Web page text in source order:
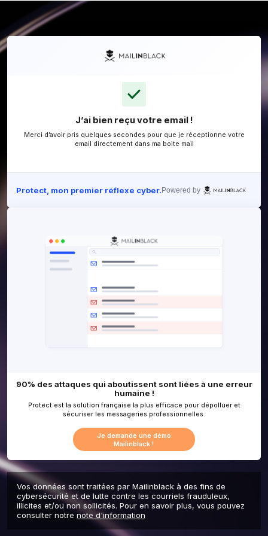
Merci d’avoir pris quelques secondes pour que je
email directement dans ma boite mail
Protect, mon premier réflexe cyber.
90% des attaques qui aboutissent sont
Vos données sont traitées par Mailinblack à des fins de
cybersécurité et de lutte contre les courriels frauduleux,
illicites et/ou non sollicités. Pour en savoir plus, vous pouvez
consulter notre note d'information